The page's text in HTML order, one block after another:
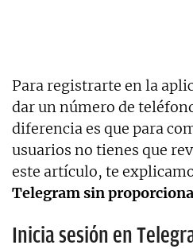
Para registrarte en la
dar un número de
diferencia es que para
usuarios no tienes que
este artículo, te
Telegram sin
Inicia sesión en